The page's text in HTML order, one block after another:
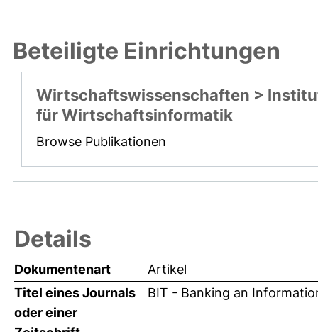
Beteiligte Einrichtungen
Wirtschaftswissenschaften >
für Wirtschaftsinformatik
Browse Publikationen
Details
Dokumentenart
Artikel
Titel eines Journals
oder einer
BIT - Banking an